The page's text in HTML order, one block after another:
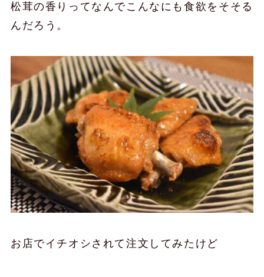
松茸の香りってなんでこんなにも食欲をそそる
んだろう。
お店でイチオシされて注文してみたけど